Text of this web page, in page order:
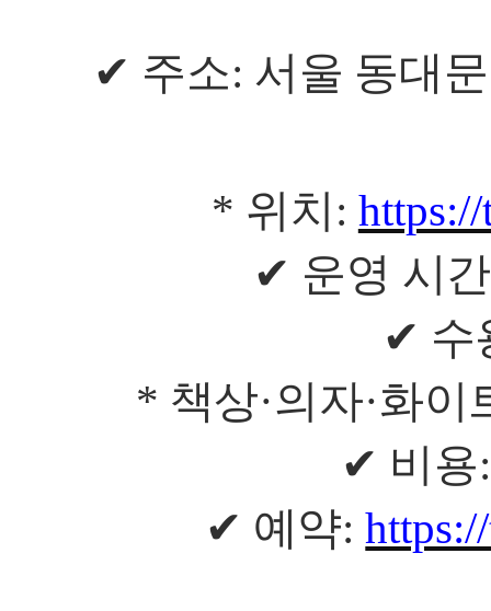
✔ 주소: 서울 동대
* 위치 :
✔ 운영 시간
✔ 수
* 책상·의자·화이
✔ 비용
✔ 예약: